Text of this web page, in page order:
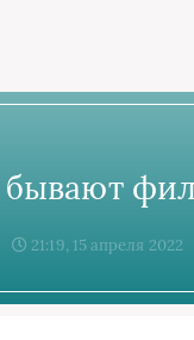
бывают
21:19, 15 апреля 2022